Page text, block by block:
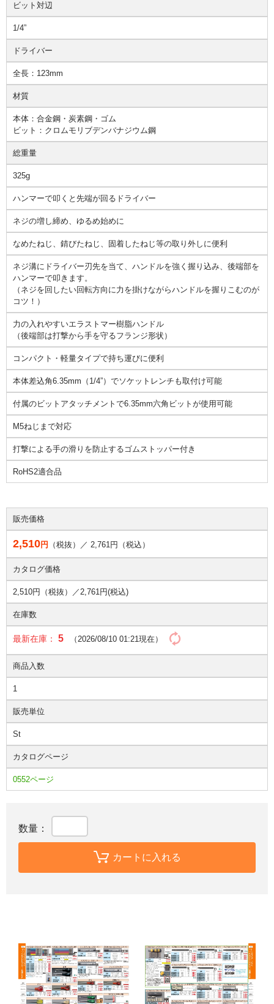
ビット対辺
1/4”
ドライバー
全長：123mm
材質
本体：合金鋼・炭素鋼・ゴム
ビット：クロムモリブデンバナジウム鋼
総重量
325g
ハンマーで叩くと先端が回るドライバー
ネジの増し締め、ゆるめ始めに
なめたねじ、錆びたねじ、固着したねじ等の取り外しに便利
ネジ溝にドライバー刃先を当て、ハンドルを強く握り込み、後端部を
ハンマーで叩きます。
（ネジを回したい回転方向に力を掛けながらハンドルを握りこむのが
コツ！）
力の入れやすいエラストマー樹脂ハンドル
（後端部は打撃から手を守るフランジ形状）
コンパクト・軽量タイプで持ち運びに便利
本体差込角6.35mm（1/4”）でソケットレンチも取付け可能
付属のビットアタッチメントで6.35mm六角ビットが使用可能
M5ねじまで対応
打撃による手の滑りを防止するゴムストッパー付き
RoHS2適合品
販売価格
2,510円 （税抜）／ 2,761円（税込）
カタログ価格
2,510円（税抜）／2,761円(税込)
在庫数
最新在庫： 5 （2026/08/10 01:21現在）
商品入数
1
販売単位
St
カタログページ
0552ページ
数量：
カートに入れる